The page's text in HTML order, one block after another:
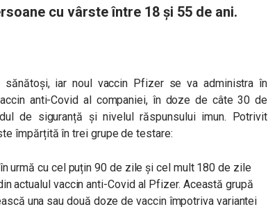
cu vârste între 18 și 55 de ani.
sănătoși, iar noul vaccin Pfizer se va administra în
anti-Covid al companiei, în doze de câte 30 de
de siguranță și nivelul răspunsului imun. Potrivit
împărțită în trei grupe de testare:
urmă cu cel puțin 90 de zile și cel mult 180 de zile
actualul vaccin anti-Covid al Pfizer. Această grupă
una sau două doze de vaccin împotriva variantei